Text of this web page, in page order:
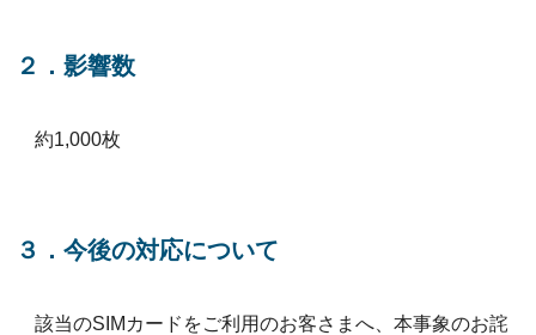
２．影響数
約1,000枚
３．今後の対応について
該当のSIMカードをご利用のお客さまへ、本事象のお詫